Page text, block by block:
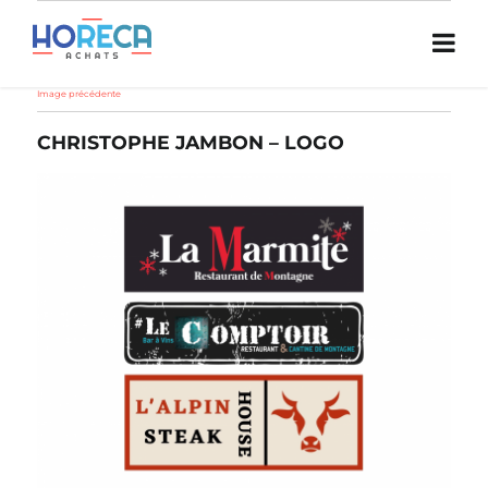
Image précédente
CHRISTOPHE JAMBON – LOGO